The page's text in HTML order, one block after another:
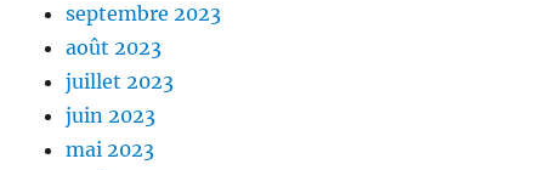
septembre 2023
août 2023
juillet 2023
juin 2023
mai 2023